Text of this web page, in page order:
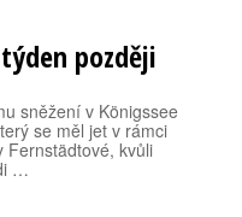
později
sněžení v Königssee
se měl jet v rámci
Fernstädtové, kvůli
…